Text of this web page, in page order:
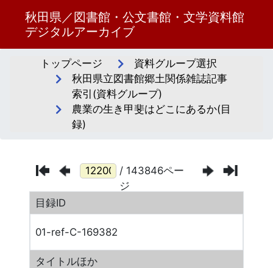
秋田県／図書館・公文書館・文学資料館
デジタルアーカイブ
トップページ
資料グループ選択
秋田県立図書館郷土関係雑誌記事
索引(資料グループ)
農業の生き甲斐はどこにあるか(目
録)
/ 143846ペー
ジ
目録ID
01-ref-C-169382
タイトルほか